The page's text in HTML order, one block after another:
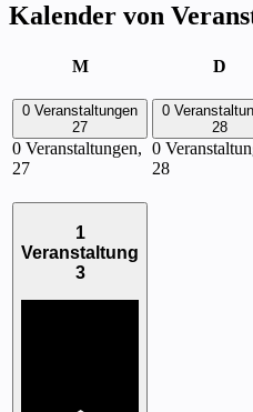
Kalender von
MMontag D
0 Veranstaltungen
27
0 Veranstaltungen,
27
0
28
0
28
1
Veranstaltung
3